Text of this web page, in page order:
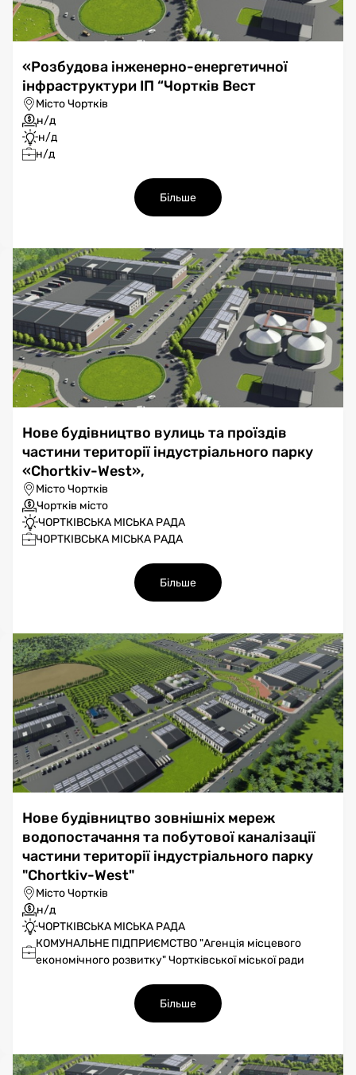
«Розбудова інженерно-енергетичної
інфраструктури ІП “Чортків Вест
Місто Чортків
н/д
н/д
н/д
Більше
Нове будівництво вулиць та проїздів
частини території індустріального парку
«Chortkiv-West»,
Місто Чортків
Чортків місто
ЧОРТКІВСЬКА МІСЬКА РАДА
ЧОРТКІВСЬКА МІСЬКА РАДА
Більше
Нове будівництво зовнішніх мереж
водопостачання та побутової каналізації
частини території індустріального парку
"Chortkiv-West"
Місто Чортків
н/д
ЧОРТКІВСЬКА МІСЬКА РАДА
КОМУНАЛЬНЕ ПІДПРИЄМСТВО "Агенція місцевого
економічного розвитку" Чортківської міської ради
Більше